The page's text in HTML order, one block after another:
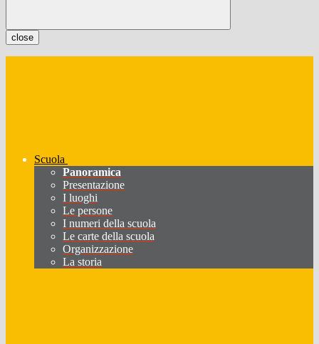
close
Scuola
Panoramica
Presentazione
I luoghi
Le persone
I numeri della scuola
Le carte della scuola
Organizzazione
La storia